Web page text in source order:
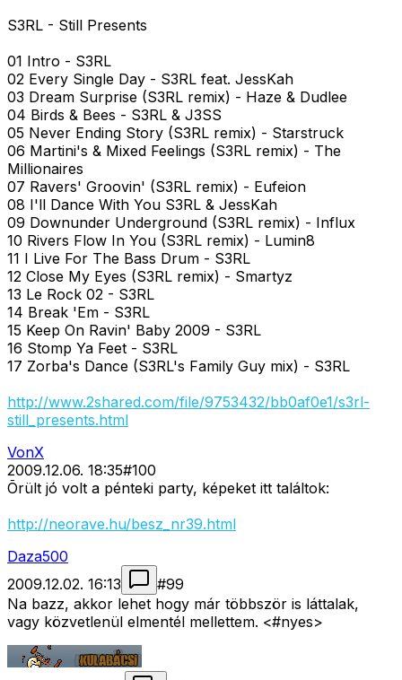
S3RL - Still Presents
01 Intro - S3RL
02 Every Single Day - S3RL feat. JessKah
03 Dream Surprise (S3RL remix) - Haze & Dudlee
04 Birds & Bees - S3RL & J3SS
05 Never Ending Story (S3RL remix) - Starstruck
06 Martini's & Mixed Feelings (S3RL remix) - The
Millionaires
07 Ravers' Groovin' (S3RL remix) - Eufeion
08 I'll Dance With You S3RL & JessKah
09 Downunder Underground (S3RL remix) - Influx
10 Rivers Flow In You (S3RL remix) - Lumin8
11 I Live For The Bass Drum - S3RL
12 Close My Eyes (S3RL remix) - Smartyz
13 Le Rock 02 - S3RL
14 Break 'Em - S3RL
15 Keep On Ravin' Baby 2009 - S3RL
16 Stomp Ya Feet - S3RL
17 Zorba's Dance (S3RL's Family Guy mix) - S3RL
http://www.2shared.com/file/9753432/bb0af0e1/s3rl-
still_presents.html
VonX
2009.12.06. 18:35#100
Õrült jó volt a pénteki party, képeket itt találtok:
http://neorave.hu/besz_nr39.html
Daza500
2009.12.02. 16:13
#99
Na bazz, akkor lehet hogy már többször is láttalak,
vagy közvetlenül elmentél mellettem. <#nyes>